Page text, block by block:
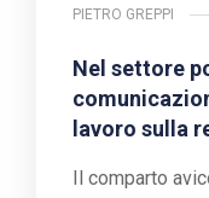
PIETRO GREPPI
Nel settore
lavoro sulla
Il comparto